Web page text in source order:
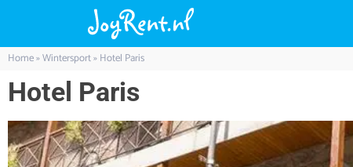
Home»Wintersport»Hotel Paris
Hotel Paris